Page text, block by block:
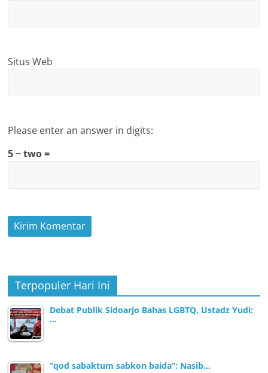
Situs Web
Please enter an answer in digits:
5 − two =
Terpopuler Hari Ini
Debat Publik Sidoarjo Bahas LGBTQ, Ustadz Yudi:
…
“qod sabaktum sabkon baida”: Nasib…